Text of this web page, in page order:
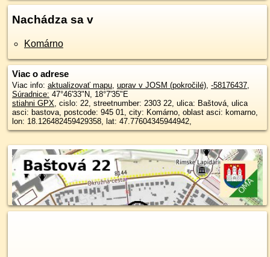
Nachádza sa v
Komárno
Viac o adrese
Viac info: aktualizovať mapu, uprav v JOSM (pokročilé), -58176437,
Súradnice: 47°46'33"N, 18°7'35"E
stiahni GPX, cislo: 22, streetnumber: 2303 22, ulica: Baštová, ulica
asci: bastova, postcode: 945 01, city: Komárno, oblast asci: komarno,
lon: 18.126482459429358, lat: 47.77604345944942,